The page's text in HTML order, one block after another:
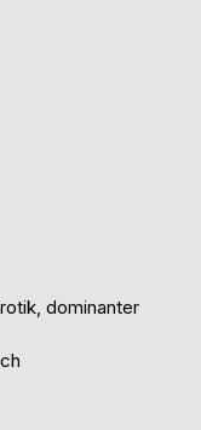
dominanter